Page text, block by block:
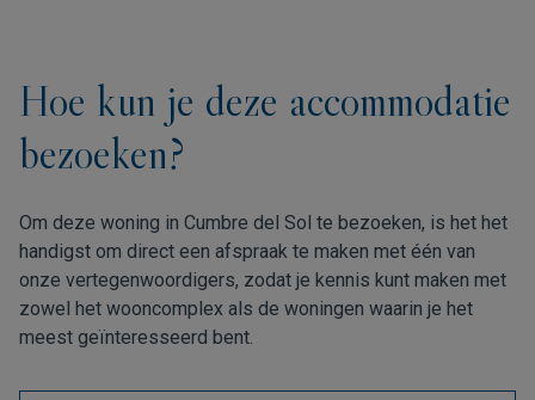
Hoe kun je deze accommodatie
bezoeken?
Om deze woning in Cumbre del Sol te bezoeken, is het het
handigst om direct een afspraak te maken met één van
onze vertegenwoordigers, zodat je kennis kunt maken met
zowel het wooncomplex als de woningen waarin je het
meest geïnteresseerd bent.